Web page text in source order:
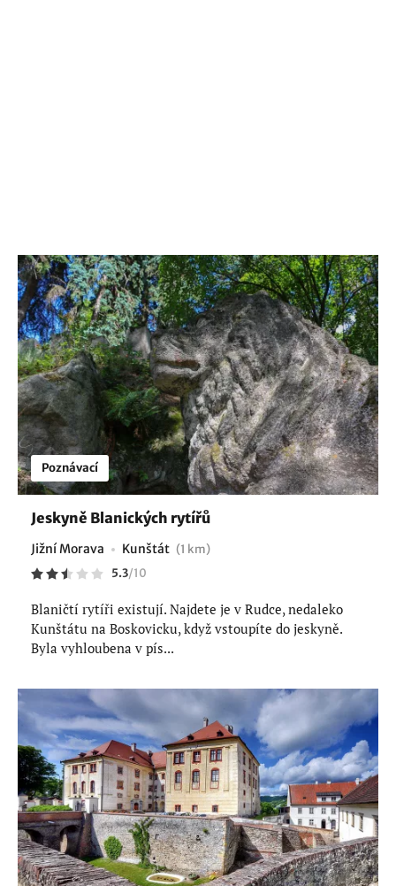
Poznávací
Jeskyně Blanických rytířů
Jižní Morava Kunštát (1 km)
5.3/10
Blaničtí rytíři existují. Najdete je v Rudce, nedaleko
Kunštátu na Boskovicku, když vstoupíte do jeskyně.
Byla vyhloubena v pís...